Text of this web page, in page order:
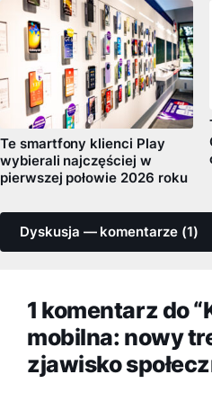
Te smartfony klienci Play
wybierali najczęściej w
pierwszej połowie 2026 roku
Dyskusja — komentarze (1)
1 komentarz do
mobilna: nowy
zjawisko